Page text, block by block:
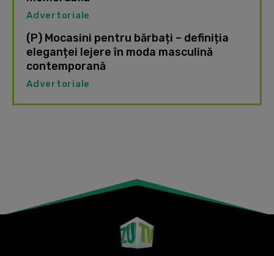
Advertoriale
(P) Mocasini pentru bărbați – definiția
eleganței lejere în moda masculină
contemporană
Advertoriale